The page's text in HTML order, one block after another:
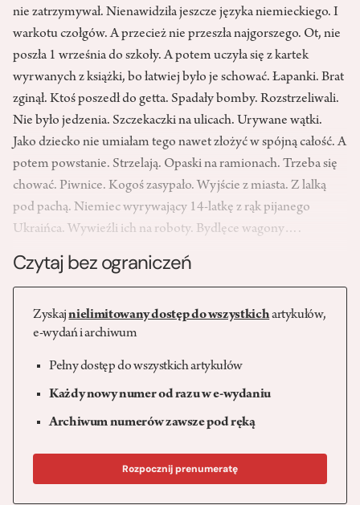
nie zatrzymywał. Nienawidziła jeszcze języka niemieckiego. I
warkotu czołgów. A przecież nie przeszła najgorszego. Ot, nie
poszła 1 września do szkoły. A potem uczyła się z kartek
wyrwanych z książki, bo łatwiej było je schować. Łapanki. Brat
zginął. Ktoś poszedł do getta. Spadały bomby. Rozstrzeliwali.
Nie było jedzenia. Szczekaczki na ulicach. Urywane wątki.
Jako dziecko nie umiałam tego nawet złożyć w spójną całość. A
potem powstanie. Strzelają. Opaski na ramionach. Trzeba się
chować. Piwnice. Kogoś zasypało. Wyjście z miasta. Z lalką
pod pachą. Niemiec wyrywający 14-latkę z rąk pijanego
Ukraińca. Wywieźli ich na roboty. Bydlęce wagony….
Czytaj bez ograniczeń
Zyskajnielimitowany dostęp do wszystkichartykułów,
e-wydań i archiwum
Pełny dostęp do wszystkich artykułów
Każdy nowy numer od razu w e-wydaniu
Archiwum numerów zawsze pod ręką
Rozpocznij prenumeratę